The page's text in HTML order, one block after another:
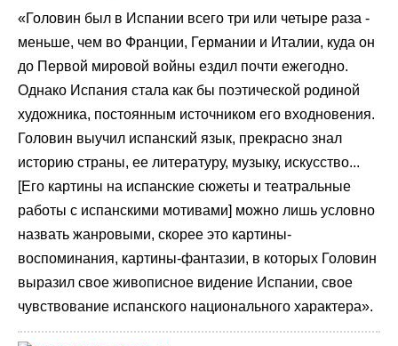
«Головин был в Испании всего три или четыре раза -
меньше, чем во Франции, Германии и Италии, куда он
до Первой мировой войны ездил почти ежегодно.
Однако Испания стала как бы поэтической родиной
художника, постоянным источником его входновения.
Головин выучил испанский язык, прекрасно знал
историю страны, ее литературу, музыку, искусство...
[Его картины на испанские сюжеты и театральные
работы с испанскими мотивами] можно лишь условно
назвать жанровыми, скорее это картины-
воспоминания, картины-фантазии, в которых Головин
выразил свое живописное видение Испании, свое
чувствование испанского национального характера».